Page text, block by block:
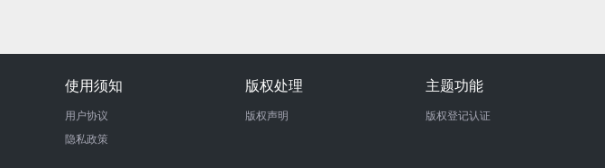
使用须知
用户协议
隐私政策
版权处理
版权声明
主题功能
版权登记认证